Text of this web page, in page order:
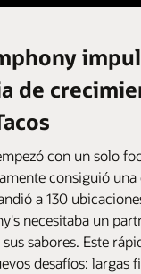
de
con un solo
consiguió una
a 130
necesitaba un
sabores. Este
desafíos: largas